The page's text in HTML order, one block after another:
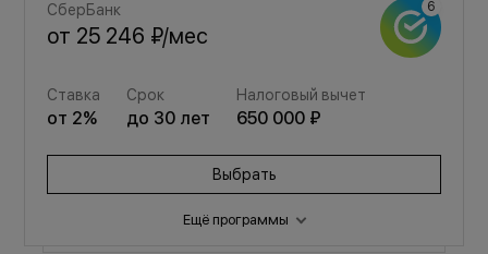
СберБанк
от 25 246 ₽/мес
Ставка
от 2%
Срок
до 30 лет
Налоговый вычет
650 000 ₽
Выбрать
Ещё программы